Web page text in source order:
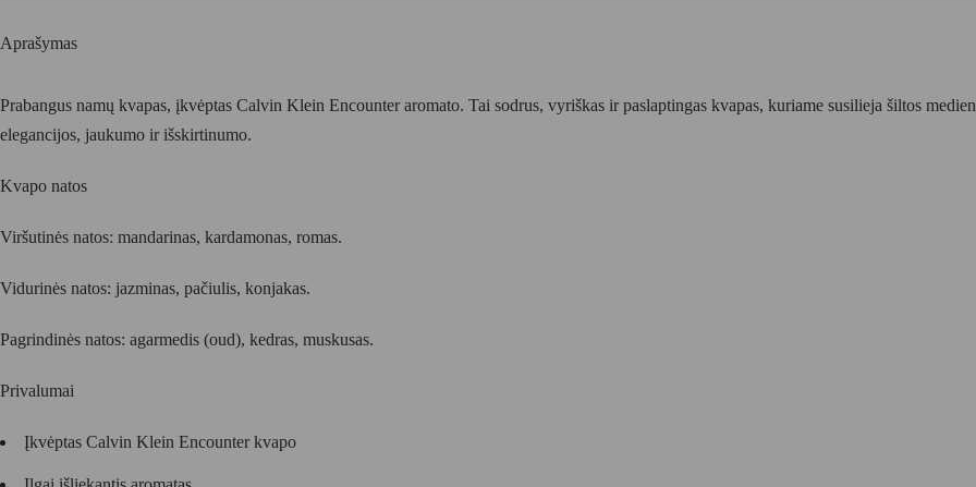
Aprašymas
Prabangus namų kvapas, įkvėptas Calvin Klein Encounter aromato. Tai sodrus, vyriškas ir paslaptingas kvapas, kuriame susilieja šiltos
elegancijos, jaukumo ir išskirtinumo.
Kvapo natos
Viršutinės natos: mandarinas, kardamonas, romas.
Vidurinės natos: jazminas, pačiulis, konjakas.
Pagrindinės natos: agarmedis (oud), kedras, muskusas.
Privalumai
Įkvėptas Calvin Klein Encounter kvapo